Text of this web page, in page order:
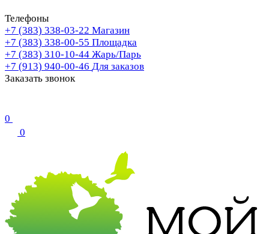
Телефоны
+7 (383) 338-03-22 Магазин
+7 (383) 338-00-55 Площадка
+7 (383) 310-10-44 Жарь/Парь
+7 (913) 940-00-46 Для заказов
Заказать звонок
0
0